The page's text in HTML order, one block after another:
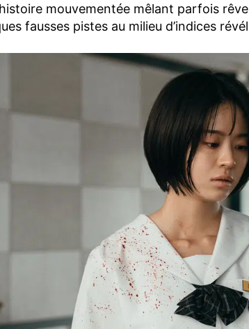
mouvementée mêlant parfois
fausses pistes au milieu d’indices